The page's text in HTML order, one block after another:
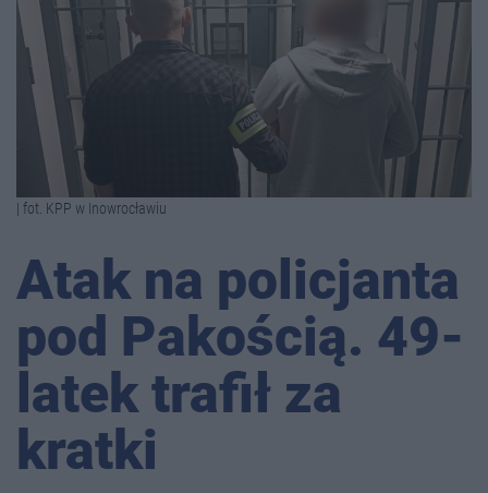
| fot. KPP w Inowrocławiu
Atak na policjanta
pod Pakością. 49-
latek trafił za
kratki